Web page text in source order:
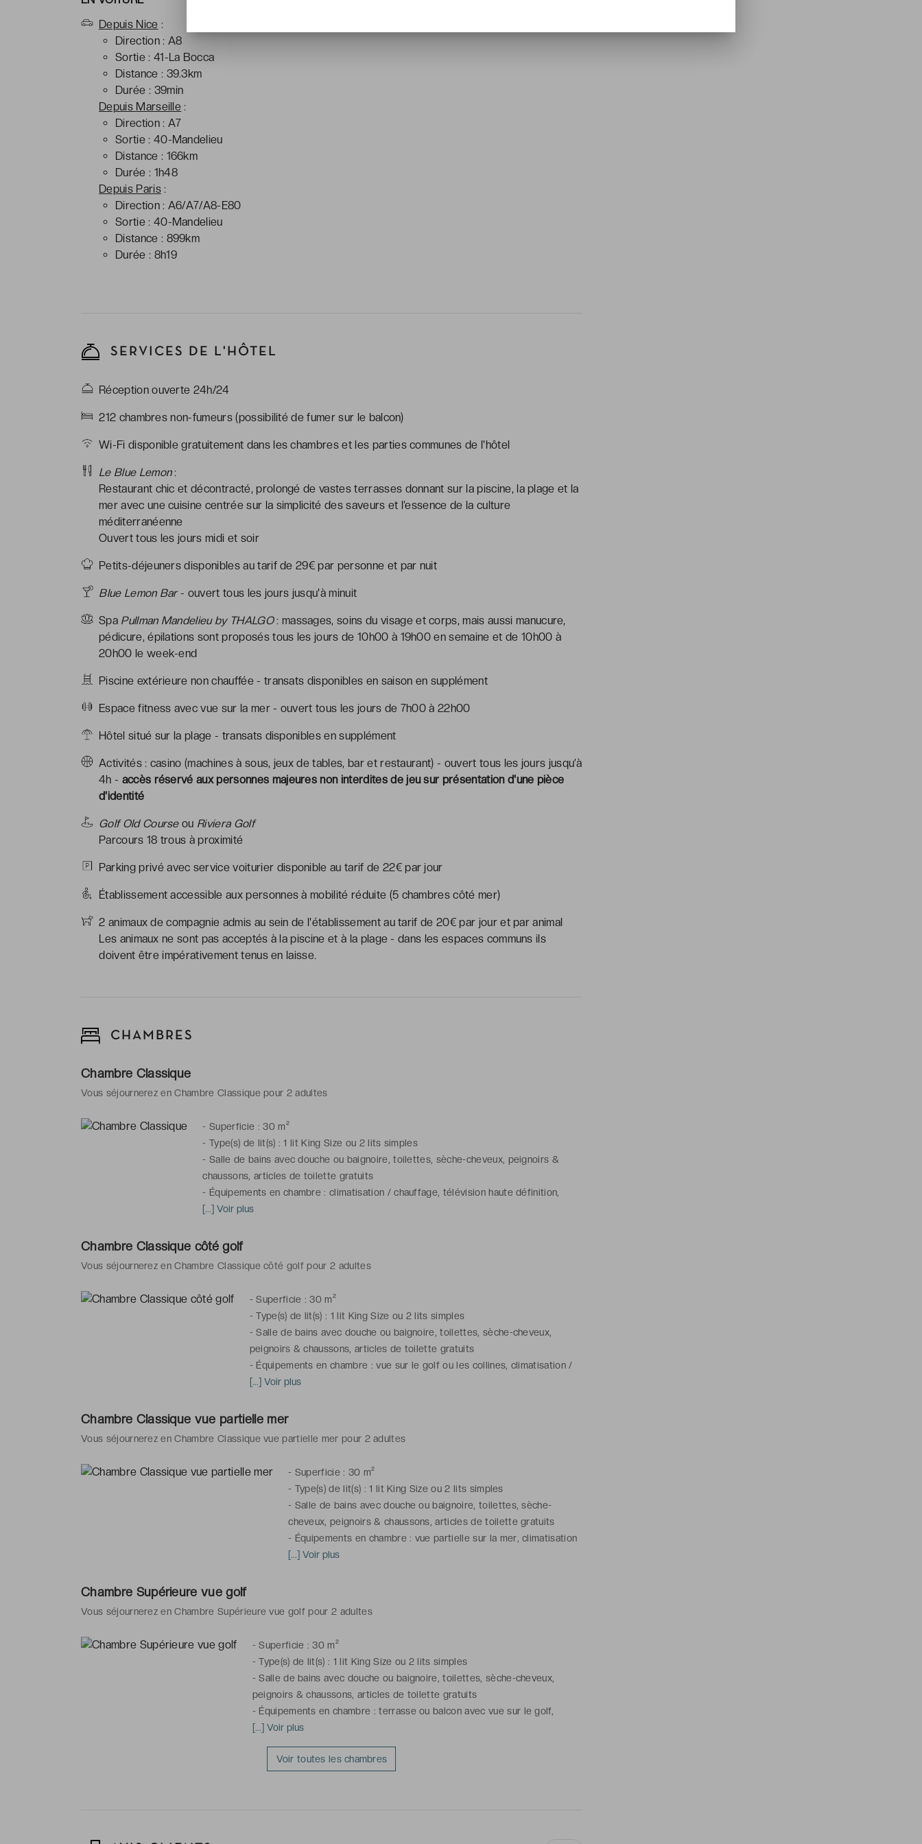
Depuis Nice :
Direction : A8
Sortie : 41-La Bocca
Distance : 39.3km
Durée : 39min
Depuis Marseille :
Direction : A7
Sortie : 40-Mandelieu
Distance : 166km
Durée : 1h48
Depuis Paris:
Direction : A6/A7/A8-E80
Sortie : 40-Mandelieu
Distance : 899km
Durée : 8h19
SERVICES DE L'HÔTEL
Réception ouverte 24h/24
212 chambres non-fumeurs (possibilité de fumer sur le balcon)
Wi-Fi disponible gratuitement dans les chambres et les parties communes de l'hôtel
Le Blue Lemon:
Restaurant chic et décontracté, prolongé de vastes terrasses donnant sur la piscine, la plage et la
mer avec une cuisine centrée sur la simplicité des saveurs et l’essence de la culture
méditerranéenne
Ouvert tous les jours midi et soir
Petits-déjeuners disponibles au tarif de 29€ par personne et par nuit
Blue Lemon Bar- ouvert tous les jours jusqu'à minuit
Spa Pullman Mandelieu by THALGO: massages, soins du visage et corps, mais aussi manucure,
pédicure, épilations sont proposés tous les jours de 10h00 à 19h00 en semaine et de 10h00 à
20h00 le week-end
Piscine extérieure non chauffée - transats disponibles en saison en supplément
Espace fitness avec vue sur la mer - ouvert tous les jours de 7h00 à 22h00
Hôtel situé sur la plage - transats disponibles en supplément
Activités : casino (machines à sous, jeux de tables, bar et restaurant) - ouvert tous les jours jusqu’à
4h - accès réservé aux personnes majeures non interdites de jeu sur présentation d'une pièce
d'identité
Golf Old Courseou Riviera Golf
Parcours 18 trous à proximité
Parking privé avec service voiturier disponible au tarif de 22€ par jour
Établissement accessible aux personnes à mobilité réduite (5 chambres côté mer)
2 animaux de compagnie admis au sein de l'établissement au tarif de 20€ par jour et par animal
Les animaux ne sont pas acceptés à la piscine et à la plage - dans les espaces communs ils
doivent être impérativement tenus en laisse.
CHAMBRES
Chambre Classique
Vous séjournerez en Chambre Classique pour 2 adultes
-Superficie : 30 m²
-Type(s) de lit(s) : 1 lit King Size ou 2 lits simples
-Salle de bains avec douche ou baignoire, toilettes, sèche-cheveux, peignoirs &
chaussons, articles de toilette gratuits
- Équipements en chambre : climatisation / chauffage, télévision haute définition,
téléphone, radio, coffre-fort pour ordinateur portable, bureau, armoire / penderie,
[...] Voir plus
Chambre Classique côté golf
Vous séjournerez en Chambre Classique côté golf pour 2 adultes
-Superficie : 30 m²
-Type(s) de lit(s) : 1 lit King Size ou 2 lits simples
-Salle de bains avec douche ou baignoire, toilettes, sèche-cheveux,
peignoirs & chaussons, articles de toilette gratuits
- Équipements en chambre : vue sur le golf ou les collines, climatisation /
chauffage, télévision haute définition, téléphone, radio, coffre-fort pour
service de réveil, Wi-Fi, room service
[...] Voir plus
Chambre Classique vue partielle mer
Vous séjournerez en Chambre Classique vue partielle mer pour 2 adultes
- Superficie : 30 m²
- Type(s) de lit(s) : 1 lit King Size ou 2 lits simples
- Salle de bains avec douche ou baignoire, toilettes, sèche-
cheveux, peignoirs & chaussons, articles de toilette gratuits
- Équipements en chambre : vue partielle sur la mer, climatisation
/ chauffage, télévision haute définition, téléphone, radio, coffre-
[...] Voir plus
Chambre Supérieure vue golf
Vous séjournerez en Chambre Supérieure vue golf pour 2 adultes
-Superficie : 30 m²
-Type(s) de lit(s) : 1 lit King Size ou 2 lits simples
-Salle de bains avec douche ou baignoire, toilettes, sèche-cheveux,
peignoirs & chaussons, articles de toilette gratuits
- Équipements en chambre : terrasse ou balcon avec vue sur le golf,
mobilier d'extérieur, climatisation / chauffage, télévision haute définition,
penderie, plateau de bienvenue, service de réveil, Wi-Fi, room service
[...] Voir plus
Voir toutes les chambres